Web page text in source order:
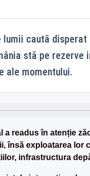
caută disperat
stă pe rezerve
ale momentului.
a readus în atenție
însă exploatarea lor
infrastructura